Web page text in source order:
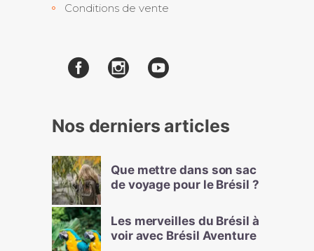
Conditions de vente
Nos derniers articles
Que mettre dans son sac
de voyage pour le Brésil ?
Les merveilles du Brésil à
voir avec Brésil Aventure